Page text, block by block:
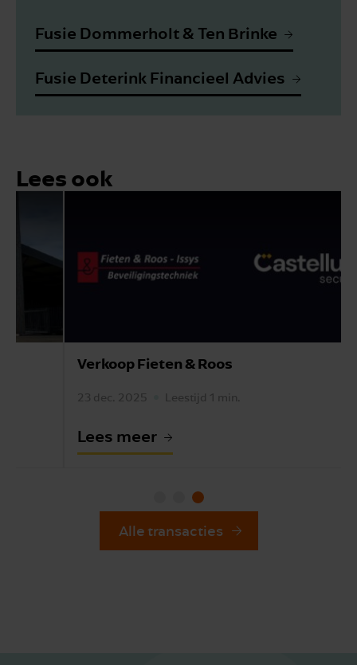
Fusie Dommerholt & Ten Brinke
Fusie Deterink Financieel Advies
Lees ook
Verkoop Fieten & Roos
23 dec. 2025 Leestijd 1 min.
Lees meer
Alle transacties